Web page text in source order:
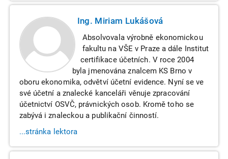
Ing. Miriam Lukášová
Absolvovala výrobně ekonomickou
fakultu na VŠE v Praze a dále Institut
certifikace účetních. V roce 2004
byla jmenována znalcem KS Brno v
oboru ekonomika, odvětví účetní evidence. Nyní se ve
své účetní a znalecké kanceláři věnuje zpracování
účetnictví OSVČ, právnických osob. Kromě toho se
zabývá i znaleckou a publikační činností.
...stránka lektora